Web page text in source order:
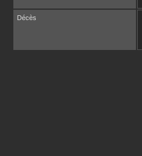
Décès